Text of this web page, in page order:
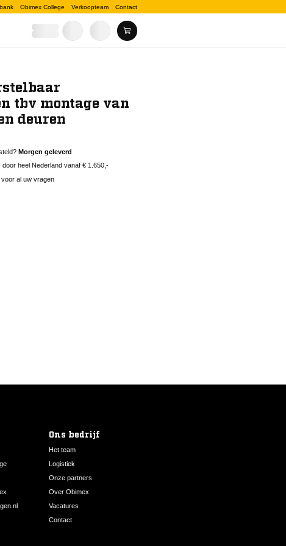
Obimex College Verkoopteam Contact
tbv montage van
deuren
Morgen geleverd
door heel Nederland vanaf € 1.650,-
al uw vragen
Ons bedrijf
Het team
Logistiek
Onze partners
Over Obimex
Vacatures
Contact